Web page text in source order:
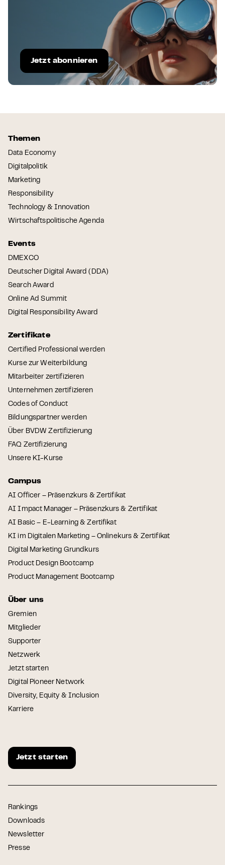
Jetzt abonnieren
Themen
Data Economy
Digitalpolitik
Marketing
Responsibility
Technology & Innovation
Wirtschaftspolitische Agenda
Events
DMEXCO
Deutscher Digital Award (DDA)
Search Award
Online Ad Summit
Digital Responsibility Award
Zertifikate
Certified Professional werden
Kurse zur Weiterbildung
Mitarbeiter zertifizieren
Unternehmen zertifizieren
Codes of Conduct
Bildungspartner werden
Über BVDW Zertifizierung
FAQ Zertifizierung
Unsere KI-Kurse
Campus
AI Officer – Präsenzkurs & Zertifikat
AI Impact Manager – Präsenzkurs & Zertifikat
AI Basic – E-Learning & Zertifikat
KI im Digitalen Marketing – Onlinekurs & Zertifikat
Digital Marketing Grundkurs
Product Design Bootcamp
Product Management Bootcamp
Über uns
Gremien
Mitglieder
Supporter
Netzwerk
Jetzt starten
Digital Pioneer Network
Diversity, Equity & Inclusion
Karriere
Jetzt starten
Rankings
Downloads
Newsletter
Presse